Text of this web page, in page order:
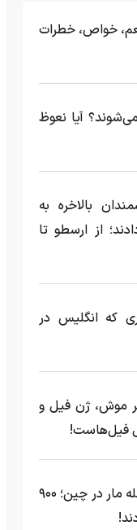
خواص، خطرات
آیا نعوظ
بالاخره به
از ارسطو تا
که انگلیس در
موش، ژن فیل و
فیل‌هاست!
(ویدئو) اعلام وضعیت اضطراری حمله مار‌ در چین؛ ۹۰۰